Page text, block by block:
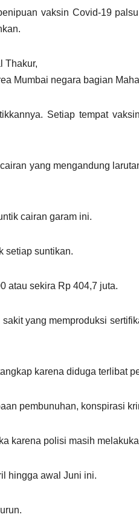
vaksin Covid-19
Thakur,
Mumbai negara bagian
Setiap tempat
yang mengandung
cairan garam ini.
setiap suntikan.
atau sekira Rp 404,7 juta.
yang memproduksi
karena diduga terlibat
pembunuhan, konspirasi
karena polisi masih
hingga awal Juni ini.